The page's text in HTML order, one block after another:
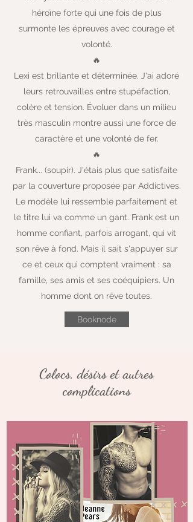
héroïne forte qui une fois de plus
surmonte les épreuves avec courage et
volonté.
🔥
Lexi est brillante et déterminée. J'ai adoré
leurs retrouvailles entre stupéfaction,
colère et tension. Évoluer dans un milieu
très masculin montre aussi une force de
caractère et une volonté de fer.
🔥
Frank... (soupir). J'étais plus que satisfaite
par la couverture proposée par Addictives.
Le modèle lui ressemble parfaitement et
le titre lui va comme un gant. Frank est un
homme confiant, parfois arrogant, qui vit
son rêve à fond. Mais il sait s'appuyer sur
ce et ceux qui comptent vraiment : sa
famille, ses amis et ses coéquipiers. Un
homme dont on rêve toutes.
Booknode
Colocs, désirs et autres
complications